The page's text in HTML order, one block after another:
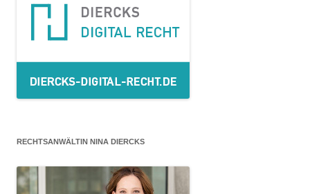
RECHTSANWÄLTIN NINA DIERCKS